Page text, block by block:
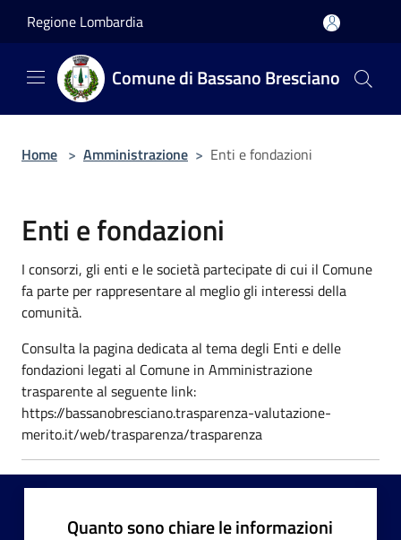
Regione Lombardia
Comune di Bassano Bresciano
Home > Amministrazione > Enti e fondazioni
Enti e fondazioni
I consorzi, gli enti e le società partecipate di cui il Comune
fa parte per rappresentare al meglio gli interessi della
comunità.
Consulta la pagina dedicata al tema degli Enti e delle
fondazioni legati al Comune in Amministrazione
trasparente al seguente link:
https://bassanobresciano.trasparenza-valutazione-
merito.it/web/trasparenza/trasparenza
Quanto sono chiare le informazioni